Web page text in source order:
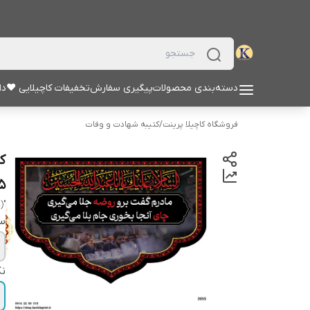
دسته‌بندی محصولاتپیگیری سفارشتخفیفات کاچیلایی ♥
فروشگاه کاچیلا پرینت/کتیبه شهادت و وفات
"hussain (a.s)"